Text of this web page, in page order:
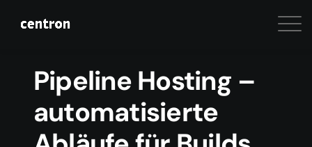
Pipeline Hosting –
automatisierte